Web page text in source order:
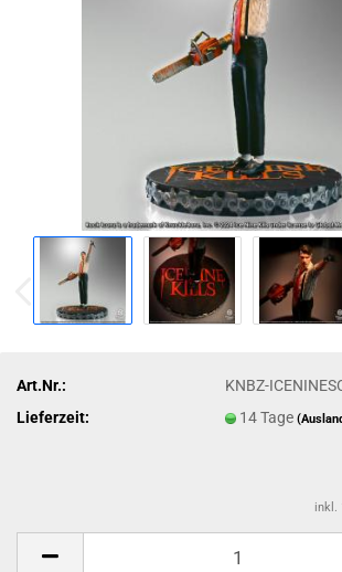
Art.Nr.:
KNBZ-
Lieferzeit:
14 Tage
inkl.